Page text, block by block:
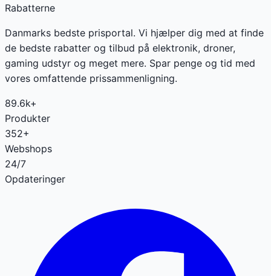
Rabatterne
Danmarks bedste prisportal. Vi hjælper dig med at finde
de bedste rabatter og tilbud på elektronik, droner,
gaming udstyr og meget mere. Spar penge og tid med
vores omfattende prissammenligning.
89.6k+
Produkter
352+
Webshops
24/7
Opdateringer